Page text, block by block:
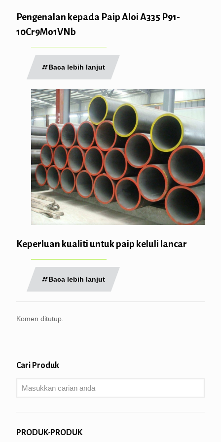
Pengenalan kepada Paip Aloi A335 P91-
10Cr9Mo1VNb
Baca lebih lanjut
Keperluan kualiti untuk paip keluli lancar
Baca lebih lanjut
Komen ditutup.
Cari Produk
PRODUK-PRODUK